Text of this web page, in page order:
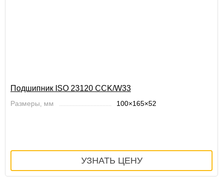
Подшипник ISO 23120 CCK/W33
Размеры, мм 100×165×52